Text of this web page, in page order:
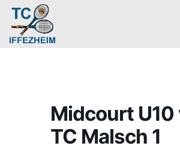
Midcourt U10
TC Malsch 1